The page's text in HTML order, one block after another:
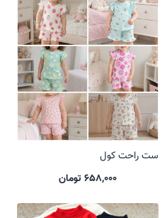
ست راحت کول
658,000 تومان